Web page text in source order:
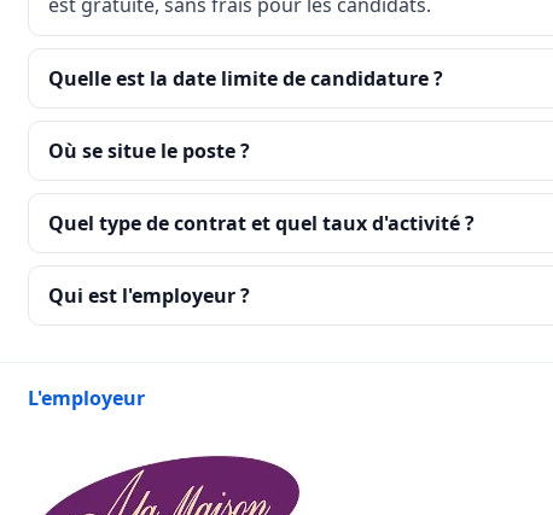
est gratuite, sans frais pour les candidats.
Quelle est la date limite de candidature ?
Où se situe le poste ?
Quel type de contrat et quel taux d'activité ?
Qui est l'employeur ?
L'employeur